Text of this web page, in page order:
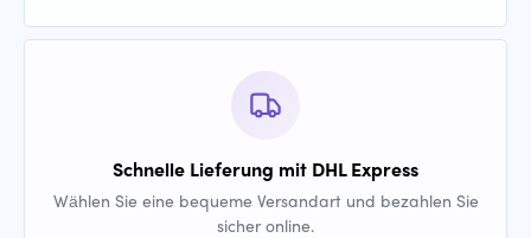
Schnelle Lieferung mit DHL Express
Wählen Sie eine bequeme Versandart und bezahlen Sie
sicher online.